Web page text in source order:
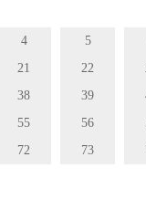
4 5
21 22
38 39
55 56
72 73